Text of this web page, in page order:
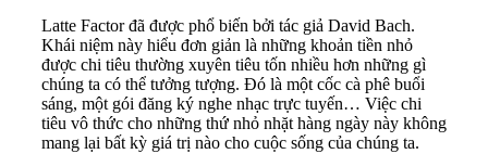
Latte Factor đã được phổ biến bởi tác giả David Bach.
Khái niệm này hiểu đơn giản là những khoản tiền nhỏ
được chi tiêu thường xuyên tiêu tốn nhiều hơn những gì
chúng ta có thể tưởng tượng. Đó là một cốc cà phê buổi
sáng, một gói đăng ký nghe nhạc trực tuyến… Việc chi
tiêu vô thức cho những thứ nhỏ nhặt hàng ngày này không
mang lại bất kỳ giá trị nào cho cuộc sống của chúng ta.